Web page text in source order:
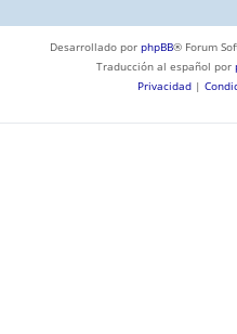
Desarrollado por phpBB® Forum
Traducción al español por
Privacidad |